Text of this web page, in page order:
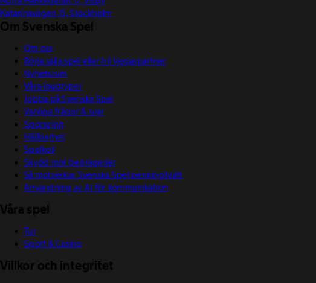
Katarinavägen 15, Stockholm
Om Svenska Spel
Om oss
Börja sälja spel eller bli Vegaspartner
Nyhetsrum
Våra logotyper
Jobba på Svenska Spel
Vanliga frågor & svar
Sponsring
Hållbarhet
Spelkoll
Skydd mot bedrägerier
Så motverkar Svenska Spel penningtvätt
Användning av AI för kommunikation
Våra spel
Tur
Sport & Casino
Villkor och integritet